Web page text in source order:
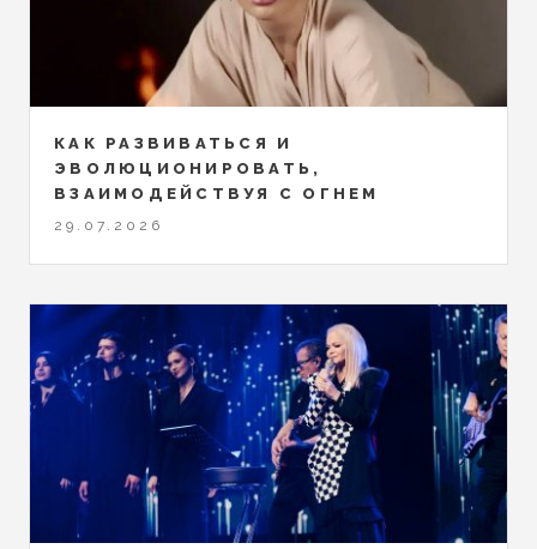
КАК РАЗВИВАТЬСЯ И
ЭВОЛЮЦИОНИРОВАТЬ,
ВЗАИМОДЕЙСТВУЯ С ОГНЕМ
29.07.2026